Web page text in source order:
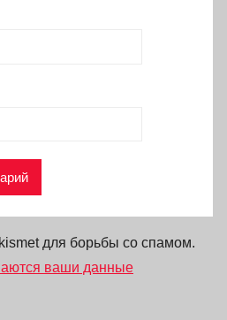
для борьбы со спамом.
ваши данные